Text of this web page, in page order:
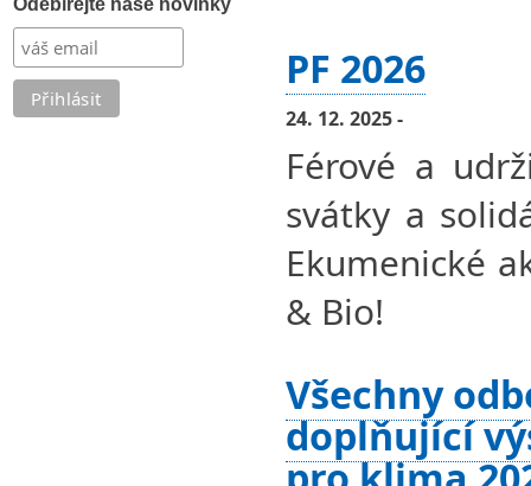
Odebírejte naše novinky
PF 2026
24. 12. 2025 -
Férové a
svátky a
Ekumenické
& Bio!
Všechny
doplňující